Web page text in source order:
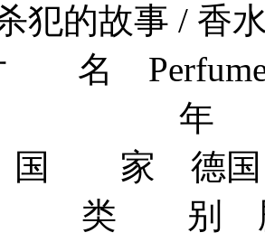
犯的故事 / 香
名 Perfume:
年
国 家 德国 /
类 别 剧